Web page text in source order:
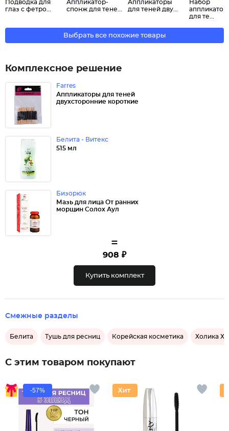
Подводка для
глаз с фетро...
Аппликатор-
спонж для тене...
Аппликаторы
для теней дву...
Набор
для те...
Выбрать все похожие товары
Комплексное решение
Farres
Аппликаторы для теней
двухсторонние короткие
Белита - Витекс
515 мл
Бизорюк
Мазь для лица От ранних
морщин Солох Аул
=
908 ₽
Купить комплект
Смежные разделы
Белита Тушь для ресниц Корейская косметика Холика
С этим товаром покупают
-57%